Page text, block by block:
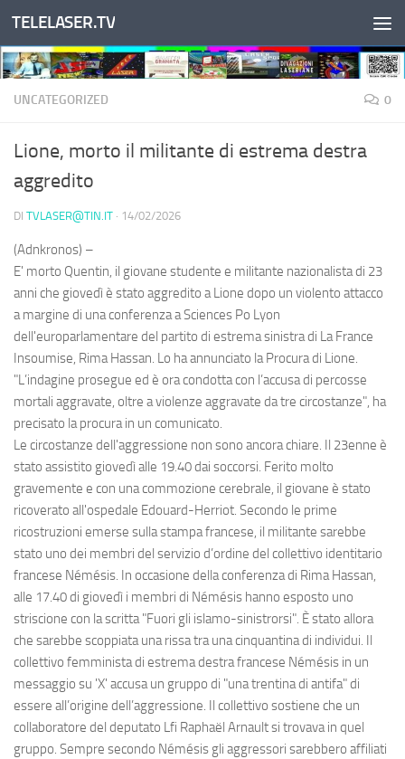
Salta al contenuto
TELELASER.TV
UNCATEGORIZED 0
Lione, morto il militante di estrema destra
aggredito
DI TVLASER@TIN.IT · 14/02/2026
(Adnkronos) –
E' morto Quentin, il giovane studente e militante nazionalista di 23
anni che giovedì è stato aggredito a Lione dopo un violento attacco
a margine di una conferenza a Sciences Po Lyon
dell'europarlamentare del partito di estrema sinistra di La France
Insoumise, Rima Hassan. Lo ha annunciato la Procura di Lione.
"L’indagine prosegue ed è ora condotta con l’accusa di percosse
mortali aggravate, oltre a violenze aggravate da tre circostanze", ha
precisato la procura in un comunicato.
Le circostanze dell'aggressione non sono ancora chiare. Il 23enne è
stato assistito giovedì alle 19.40 dai soccorsi. Ferito molto
gravemente e con una commozione cerebrale, il giovane è stato
ricoverato all'ospedale Edouard-Herriot. Secondo le prime
ricostruzioni emerse sulla stampa francese, il militante sarebbe
stato uno dei membri del servizio d’ordine del collettivo identitario
francese Némésis. In occasione della conferenza di Rima Hassan,
alle 17.40 di giovedì i membri di Némésis hanno esposto uno
striscione con la scritta "Fuori gli islamo-sinistrorsi". È stato allora
che sarebbe scoppiata una rissa tra una cinquantina di individui. Il
collettivo femminista di estrema destra francese Némésis in un
messaggio su 'X' accusa un gruppo di "una trentina di antifa" di
essere all’origine dell’aggressione. Il collettivo sostiene che un
collaboratore del deputato Lfi Raphaël Arnault si trovava in quel
gruppo. Sempre secondo Némésis gli aggressori sarebbero affiliati